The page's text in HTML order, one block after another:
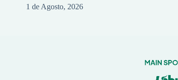
1 de Agosto, 2026